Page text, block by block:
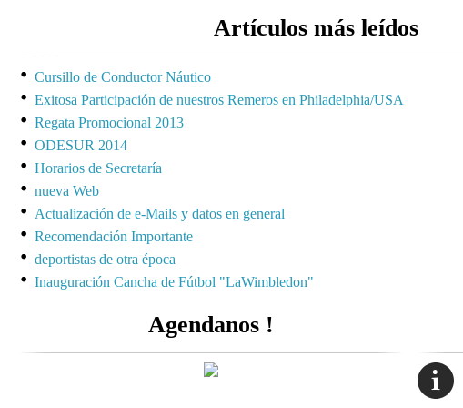
Artículos más leídos
Cursillo de Conductor Náutico
Exitosa Participación de nuestros Remeros en Philadelphia/USA
Regata Promocional 2013
ODESUR 2014
Horarios de Secretaría
nueva Web
Actualización de e-Mails y datos en general
Recomendación Importante
deportistas de otra época
Inauguración Cancha de Fútbol "LaWimbledon"
Agendanos !